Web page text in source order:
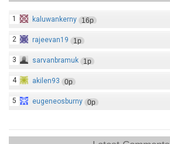
1 kaluwankerny 16p
2 rajeevan19 1p
3 sarvanbramuk 1p
4 akilen93 0p
5 eugeneosburny 0p